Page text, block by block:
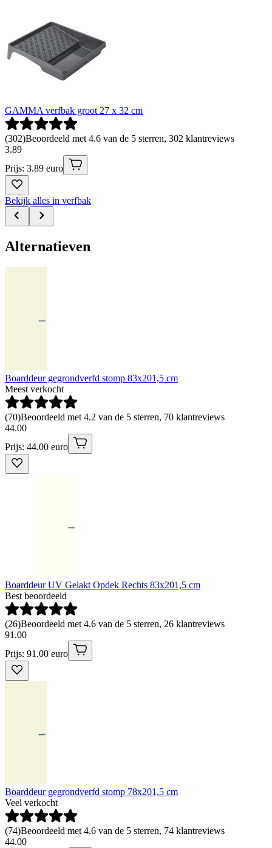
GAMMA verfbak groot 27 x 32 cm
(302)Beoordeeld met 4.6 van de 5 sterren, 302 klantreviews
3.89
Prijs: 3.89 euro
Bekijk alles in verfbak
Alternatieven
Boarddeur gegrondverfd stomp 83x201,5 cm
Meest verkocht
(70)Beoordeeld met 4.2 van de 5 sterren, 70 klantreviews
44.00
Prijs: 44.00 euro
Boarddeur UV Gelakt Opdek Rechts 83x201,5 cm
Best beoordeeld
(26)Beoordeeld met 4.6 van de 5 sterren, 26 klantreviews
91 .00
Prijs: 91.00 euro
Boarddeur gegrondverfd stomp 78x201,5 cm
Veel verkocht
(74)Beoordeeld met 4.6 van de 5 sterren, 74 klantreviews
44.00